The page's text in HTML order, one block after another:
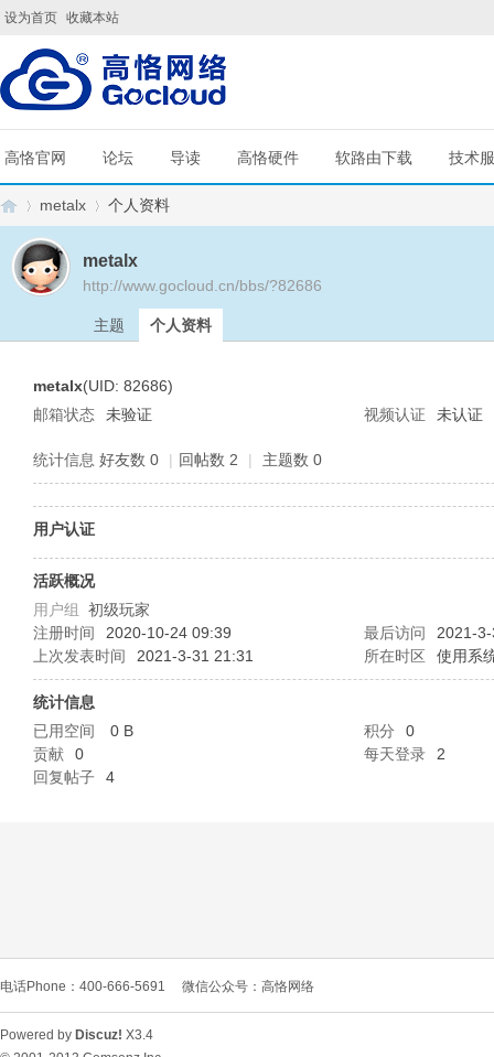
设为首页 收藏本站
高恪官网 论坛 导读 高恪硬件 软路由下载 技术
L
metalx 个人资料
metalx
http://www.gocloud.cn/bbs/?82686
主题 个人资料
metalx(UID: 82686)
邮箱状态
未验证 视频认证 未认证
统计信息 好友数 0 | 回帖数 2 | 主题数 0
用户认证
活跃概况
用户组 初级玩家
注册时间
2020-10-24 09:39 最后访问
2021-
上次发表时间
2021-3-31 21:31 所在时区 使用系
统计信息
已用空间
0 B 积分
0
贡献
0 每天登录
2
回复帖子
4
电话Phone：400-666-5691 微信公众号：高恪网络
Powered by Discuz! X3.4